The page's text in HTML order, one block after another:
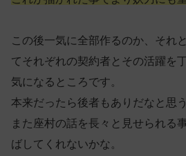
この後一気に全部作るのか、それ
てそれぞれの契約者とその活躍を
気になるところです。
本来だったら後者もありだなと思
また座村の話を長々と見せられる
ばしてくれないかな。